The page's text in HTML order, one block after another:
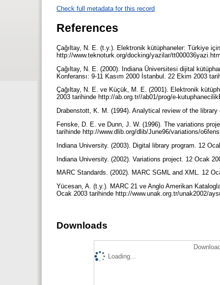
Check full metadata for this record
References
Çağıltay, N. E. (t.y.). Elektronik kütüphaneler: Türkiye
http://www.teknoturk.org/docking/yazilar/
Çağıltay, N. E. (2000). Indiana Üniversitesi dijital
Konferansı: 9-11 Kasım 2000 İstanbul. 22 Ekim 2003
Çağıltay, N. E. ve Küçük, M. E. (2001). Elektronik
2003 tarihinde http://ab.org.tr//ab01/prog/e-
Drabenstott, K. M. (1994). Analytical review of the
Fenske, D. E. ve Dunn, J. W. (1996). The variations
tarihinde http://www.dlib.org/dlib/June96/variations/
Indiana University. (2003). Digital library program. 12
Indiana University. (2002). Variations project. 12 Ocak
MARC Standards. (2002). MARC SGML and XML. 12
Yücesan, A. (t.y.). MARC 21 ve Anglo Amerikan
Ocak 2003 tarihinde http://www.unak.org.tr/unak2002/
Downloads
Loading...